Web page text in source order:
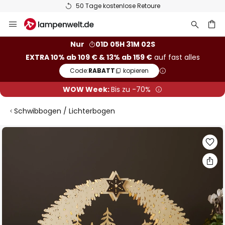
50 Tage kostenlose Retoure
Inhalt
Nur
01D 05H 31M 01S
EXTRA 10% ab 109 € & 13% ab 159 €auf fast alles
Code:RABATT kopieren
WOW Week:Bis zu -70%
Schwibbogen / Lichterbogen
Zum